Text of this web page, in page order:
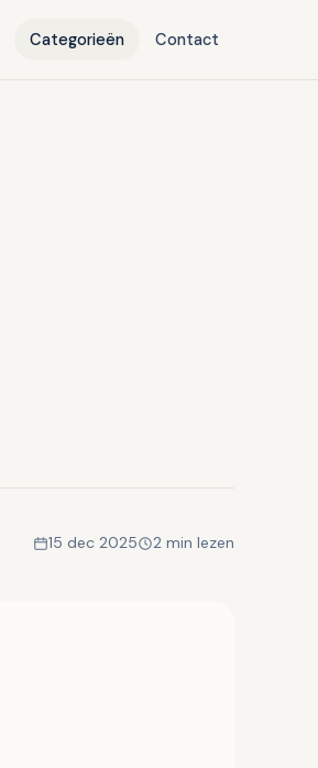
Categorieën Contact
15 dec 2025 2 min lezen